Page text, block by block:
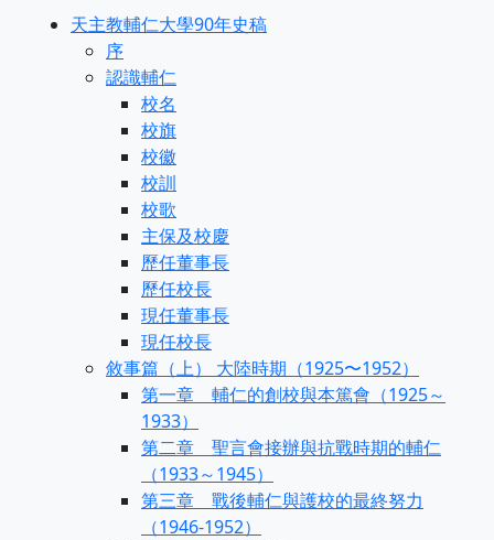
天主教輔仁大學90年史稿
序
認識輔仁
校名
校旗
校徽
校訓
校歌
主保及校慶
歷任董事長
歷任校長
現任董事長
現任校長
敘事篇（上） 大陸時期（1925〜1952）
第一章 輔仁的創校與本篤會（1925～
1933）
第二章 聖言會接辦與抗戰時期的輔仁
（1933～1945）
第三章 戰後輔仁與護校的最終努力
（1946-1952）